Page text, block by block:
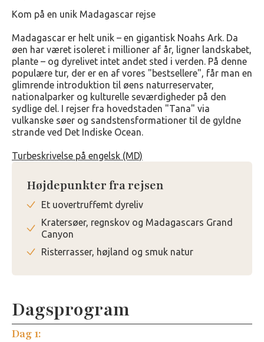
Kom på en unik Madagascar rejse
Madagascar er helt unik – en gigantisk Noahs Ark. Da
øen har været isoleret i millioner af år, ligner landskabet,
plante – og dyrelivet intet andet sted i verden. På denne
populære tur, der er en af vores "bestsellere", får man en
glimrende introduktion til øens naturreservater,
nationalparker og kulturelle seværdigheder på den
sydlige del. I rejser fra hovedstaden "Tana" via
vulkanske søer og sandstensformationer til de gyldne
strande ved Det Indiske Ocean.
Turbeskrivelse på engelsk (MD)
Højdepunkter fra rejsen
Et uovertruffemt dyreliv
Kratersøer, regnskov og Madagascars Grand
Canyon
Risterrasser, højland og smuk natur
Dagsprogram
Dag 1: